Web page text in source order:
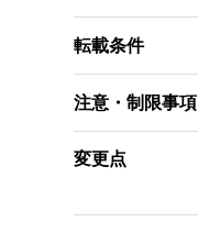
転載条件
注意・制限事項
変更点